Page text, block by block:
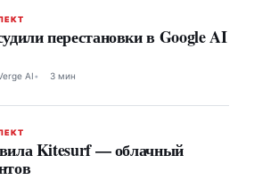
перестановки в Google AI
AI 3 мин
Kitesurf — облачный